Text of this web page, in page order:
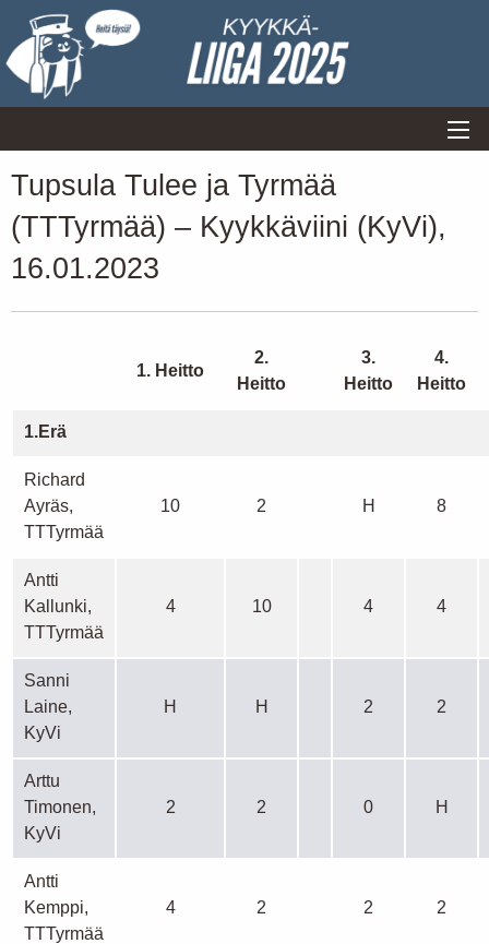
Tupsula Tulee ja Tyrmää
(TTTyrmää) – Kyykkäviini (KyVi),
16.01.2023
1. Heitto
2.
Heitto
3.
Heitto
4.
Heitto
1.Erä
Richard
Ayräs,
TTTyrmää
10 2 H 8
Antti
Kallunki,
TTTyrmää
4 10 4 4
Sanni
Laine,
KyVi
H H 2 2
Arttu
Timonen,
KyVi
2 2 0 H
Antti
Kemppi,
TTTyrmää
4 2 2 2